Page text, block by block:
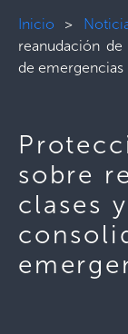
Inicio >
reanudación
de emergencias
sobre
clases